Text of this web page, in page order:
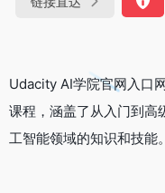
Udacity AI学院官网入口
课程，涵盖了从入门到高
工智能领域的知识和技能。